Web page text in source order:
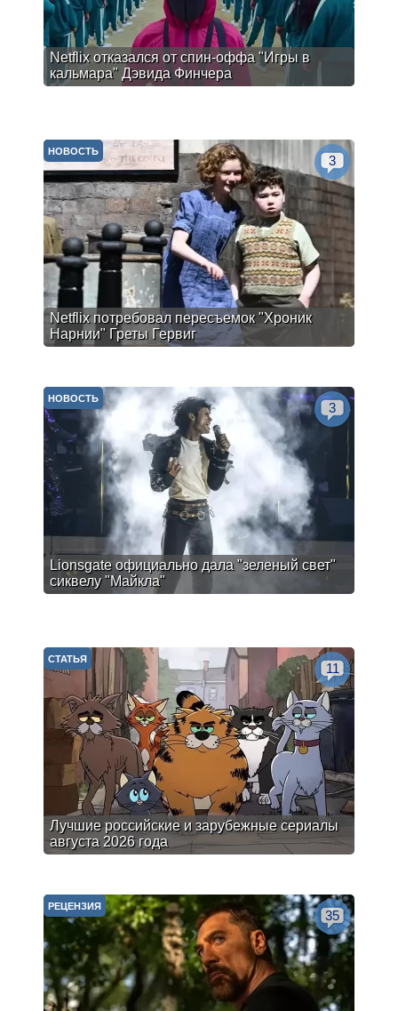
Netflix отказался от спин-оффа "Игры в
кальмара" Дэвида Финчера
Netflix потребовал пересъемок "Хроник
Нарнии" Греты Гервиг
НОВОСТЬ
3
Lionsgate официально дала "зеленый свет"
сиквелу "Майкла"
НОВОСТЬ
3
Лучшие российские и зарубежные сериалы
августа 2026 года
СТАТЬЯ
11
РЕЦЕНЗИЯ
35